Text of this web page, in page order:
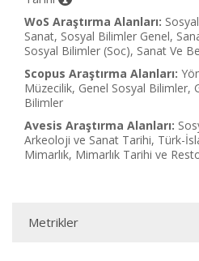
WoS Araştırma Alanları:
Sanat, Sosyal Bilimler Genel,
Sosyal Bilimler (Soc), Sanat Ve
Scopus Araştırma Alanları:
Müzecilik, Genel Sosyal Bilimler,
Bilimler
Avesis Araştırma Alanları:
Arkeoloji ve Sanat Tarihi, Türk-
Mimarlık, Mimarlık Tarihi ve
Metrikler